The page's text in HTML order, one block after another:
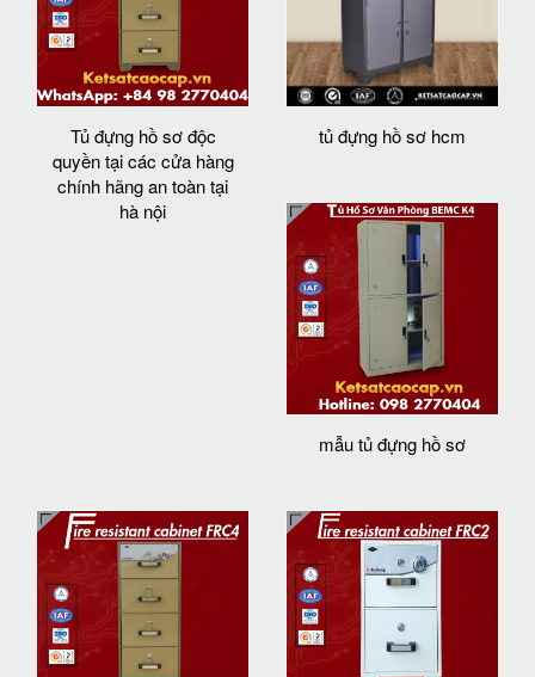
Tủ đựng hồ sơ độc
quyền tại các cửa hàng
chính hãng an toàn tại
hà nội
tủ đựng hồ sơ hcm
mẫu tủ đựng hồ sơ